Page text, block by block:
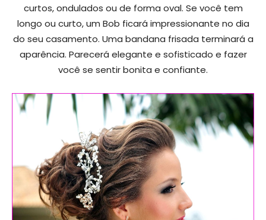
curtos, ondulados ou de forma oval. Se você tem
longo ou curto, um Bob ficará impressionante no dia
do seu casamento. Uma bandana frisada terminará a
aparência. Parecerá elegante e sofisticado e fazer
você se sentir bonita e confiante.